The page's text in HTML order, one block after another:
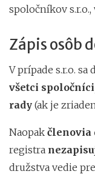
spoločníkov
Zápis osôb
V prípade s.r.o.
všetci
rady (ak je
Naopak členovia
registra
družstva vedie